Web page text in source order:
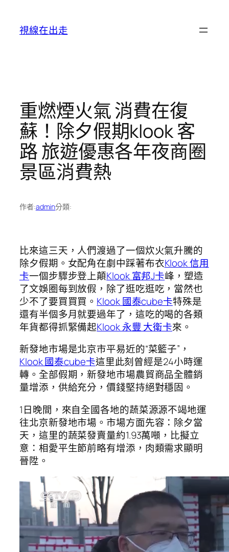
視線在出走
重燃煙火氣 消費在復
蘇！除夕假期klook 客
路 旅遊優惠各年夜商圈
景區消費熱
作者:admin分類:
比來這三天，人們渡過了一個炊火氣升騰的
除夕假期。女配角在劇中踩著布衣Klook 信用
卡一個步驟步登上顛Klook 富邦J卡峰，塑造
了文娛圈每到放假，除了逛吃逛吃，當然也
少不了要買買買。 Klook 國泰cube卡特殊是
還有半個多月就要過年了，這吃的喝的各類
年貨都得抓緊備起Klook 永豐 大衛卡來。
新發地市場是北京市平易近的“菜籃子”，
Klook 國泰cube卡這里此刻曾經是24小時運
轉。全部假期，新發地市場農貿商品全體銷
量增添，供給充分，價錢堅持絕對穩固。
1日晚間，來自全國各地的蔬菜源源不竭地運
往北京新發地市場。市場方面先容：除夕當
天，這里的蔬菜發賣量約1.93萬噸，比擬立
意：相愛平生節前略有增添，肉類需求顯明
晉陞。